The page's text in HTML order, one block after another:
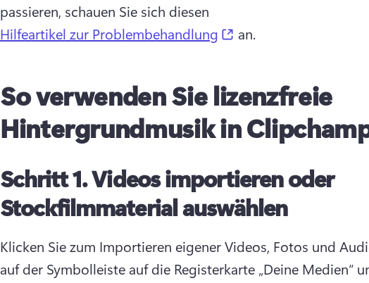
passieren, schauen Sie sich diesen
Hilfeartikel zur Problembehandlung
(opens in a new tab)
an.
So verwenden Sie lizenzfreie
Hintergrundmusik in
Schritt 1.Videos importieren oder
Stockfilmmaterial auswählen
Klicken Sie zum Importieren eigener Videos, Fotos und
auf der Symbolleiste auf die Registerkarte „Deine Medien“